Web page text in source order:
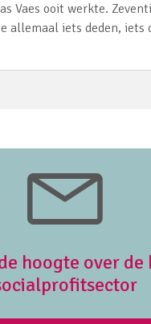
Vaes ooit werkte.
allemaal iets deden, iets
hoogte over de